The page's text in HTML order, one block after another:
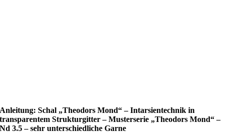
Anleitung: Schal „Theodors Mond“ – Intarsientechnik in
transparentem Strukturgitter – Musterserie „Theodors Mond“ –
Nd 3.5 – sehr unterschiedliche Garne